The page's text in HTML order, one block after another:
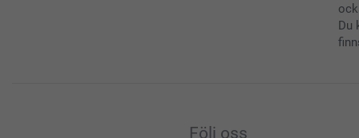
Du
Följ oss